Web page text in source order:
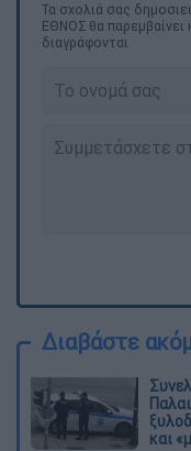
Τα σχολιά σας
ΕΘΝΟΣ θα παρεμβαίνει
διαγράφονται
Διαβάστε
και